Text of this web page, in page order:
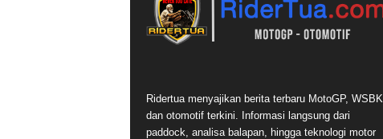
Ridertua menyajikan berita terbaru MotoGP, WSBK,
dan otomotif terkini. Informasi langsung dari
paddock, analisa balapan, hingga teknologi motor